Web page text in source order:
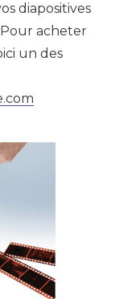
diapositives
acheter
un des